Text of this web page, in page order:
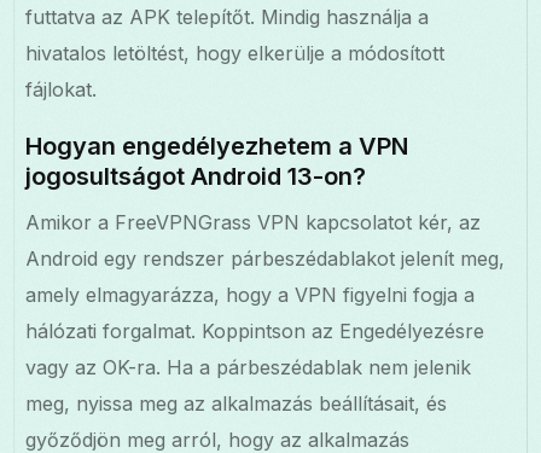
futtatva az APK telepítőt. Mindig használja a
hivatalos letöltést, hogy elkerülje a módosított
fájlokat.
Hogyan engedélyezhetem a VPN
jogosultságot Android 13-on?
Amikor a FreeVPNGrass VPN kapcsolatot kér, az
Android egy rendszer párbeszédablakot jelenít meg,
amely elmagyarázza, hogy a VPN figyelni fogja a
hálózati forgalmat. Koppintson az Engedélyezésre
vagy az OK-ra. Ha a párbeszédablak nem jelenik
meg, nyissa meg az alkalmazás beállításait, és
győződjön meg arról, hogy az alkalmazás